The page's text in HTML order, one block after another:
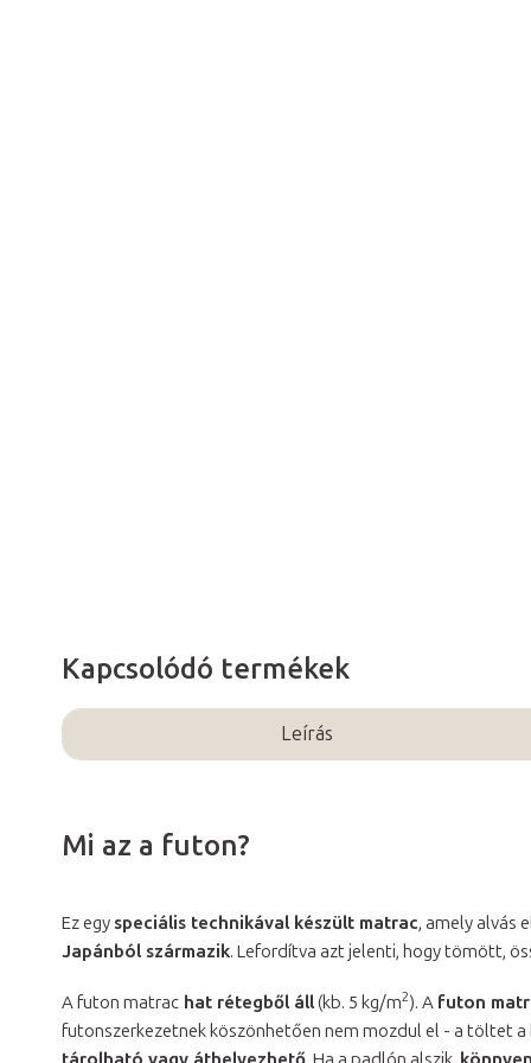
Kapcsolódó termékek
Leírás
Mi az a futon?
Ez egy speciális technikával készült matrac, amely alvás
Japánból származik. Lefordítva azt jelenti, hogy tömött,
A futon matrac hat rétegből áll(kb. 5 kg/m2). A futon
futonszerkezetnek köszönhetően nem mozdul el - a töltet